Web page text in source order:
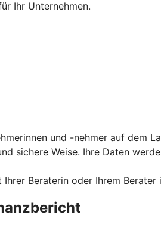
Ihr Unternehmen.
und -nehmer auf dem
sichere Weise. Ihre Daten
Beraterin oder Ihrem Berater